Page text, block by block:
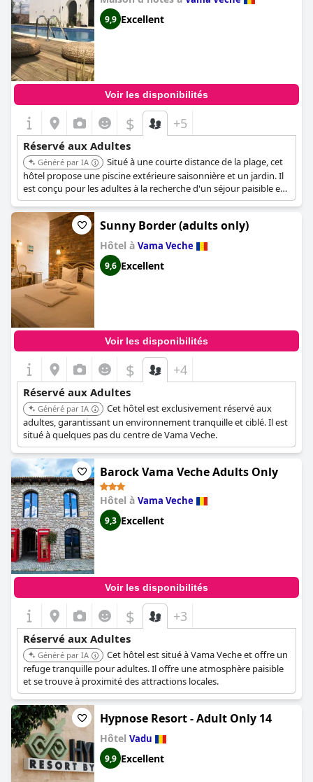
9,9 Excellent
Voir les disponibilités
$ +5
Réservé aux Adultes
Généré par IA
Situé à une courte distance de la plage, cet
hôtel propose une piscine extérieure saisonnière et un jardin. Il
est conçu pour les adultes à la recherche d'un séjour paisible et
relaxant.
Sunny Border (adults only)
Hôtel à Vama Veche
9,6 Excellent
Voir les disponibilités
$ +4
Réservé aux Adultes
Généré par IA
Cet hôtel est exclusivement réservé aux
adultes, garantissant un environnement tranquille et ciblé. Il est
situé à quelques pas du centre de Vama Veche.
Barock Vama Veche Adults Only
Hôtel à Vama Veche
9,3 Excellent
Voir les disponibilités
$ +3
Réservé aux Adultes
Généré par IA
Cet hôtel est situé à Vama Veche et offre un
refuge tranquille pour adultes. Il offre une atmosphère paisible
et se trouve à proximité des attractions locales.
Hypnose Resort - Adult Only 14
Hôtel Vadu
9,9 Excellent